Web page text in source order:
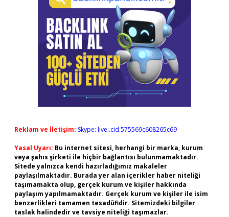
Reklam ve İletişim: Skype: live:.cid.575569c608265c69
Yasal Uyarı: Bu internet sitesi, herhangi bir marka, kurum
veya şahıs şirketi ile hiçbir bağlantısı bulunmamaktadır.
Sitede yalnızca kendi hazırladığımız makaleler
paylaşılmaktadır. Burada yer alan içerikler haber niteliği
taşımamakta olup, gerçek kurum ve kişiler hakkında
paylaşım yapılmamaktadır. Gerçek kurum ve kişiler ile isim
benzerlikleri tamamen tesadüfidir. Sitemizdeki bilgiler
taslak halindedir ve tavsiye niteliği taşımazlar.